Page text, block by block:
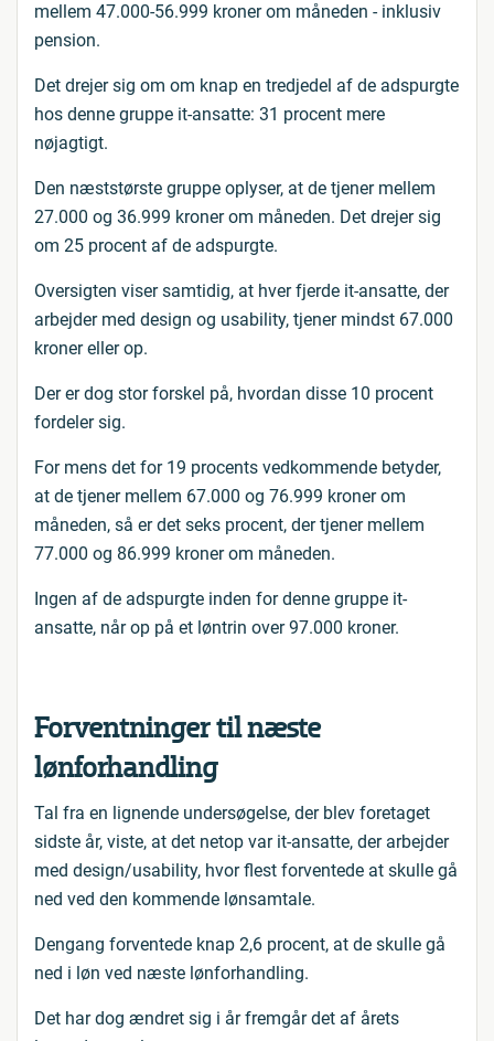
mellem 47.000-56.999 kroner om måneden - inklusiv
pension.
Det drejer sig om om knap en tredjedel af de adspurgte
hos denne gruppe it-ansatte: 31 procent mere
nøjagtigt.
Den næststørste gruppe oplyser, at de tjener mellem
27.000 og 36.999 kroner om måneden. Det drejer sig
om 25 procent af de adspurgte.
Oversigten viser samtidig, at hver fjerde it-ansatte, der
arbejder med design og usability, tjener mindst 67.000
kroner eller op.
Der er dog stor forskel på, hvordan disse 10 procent
fordeler sig.
For mens det for 19 procents vedkommende betyder,
at de tjener mellem 67.000 og 76.999 kroner om
måneden, så er det seks procent, der tjener mellem
77.000 og 86.999 kroner om måneden.
Ingen af de adspurgte inden for denne gruppe it-
ansatte, når op på et løntrin over 97.000 kroner.
Forventninger til næste
lønforhandling
Tal fra en lignende undersøgelse, der blev foretaget
sidste år, viste, at det netop var it-ansatte, der arbejder
med design/usability, hvor flest forventede at skulle gå
ned ved den kommende lønsamtale.
Dengang forventede knap 2,6 procent, at de skulle gå
ned i løn ved næste lønforhandling.
Det har dog ændret sig i år fremgår det af årets